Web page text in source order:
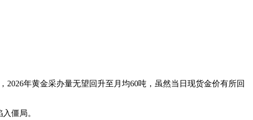
年黄金采办量无望回升至月均60吨，虽然当日现货金价有所回
僵局。